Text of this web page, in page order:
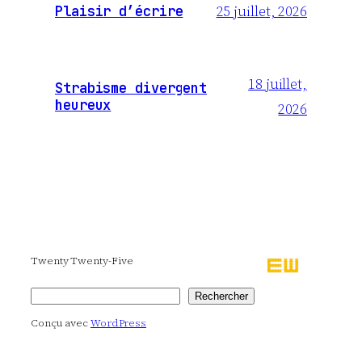
Plaisir d’écrire 25 juillet, 2026
Strabisme divergent
heureux
18 juillet,
2026
Twenty Twenty-Five
Rechercher
Conçu avecWordPress